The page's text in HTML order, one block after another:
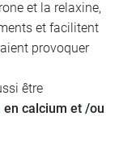
et la relaxine,
et facilitent
provoquer
être
calcium et /ou